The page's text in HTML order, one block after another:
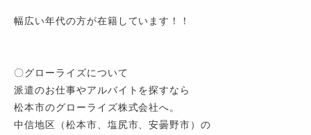
幅広い年代の方が在籍しています！！
〇グローライズについて
派遣のお仕事やアルバイトを探すなら
松本市のグローライズ株式会社へ。
中信地区（松本市、塩尻市、安曇野市）の